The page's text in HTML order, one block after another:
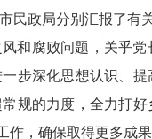
民政局分别汇报了有关
和腐败问题，关乎
步深化思想认识、
规的力度，全力打
，确保取得更多成